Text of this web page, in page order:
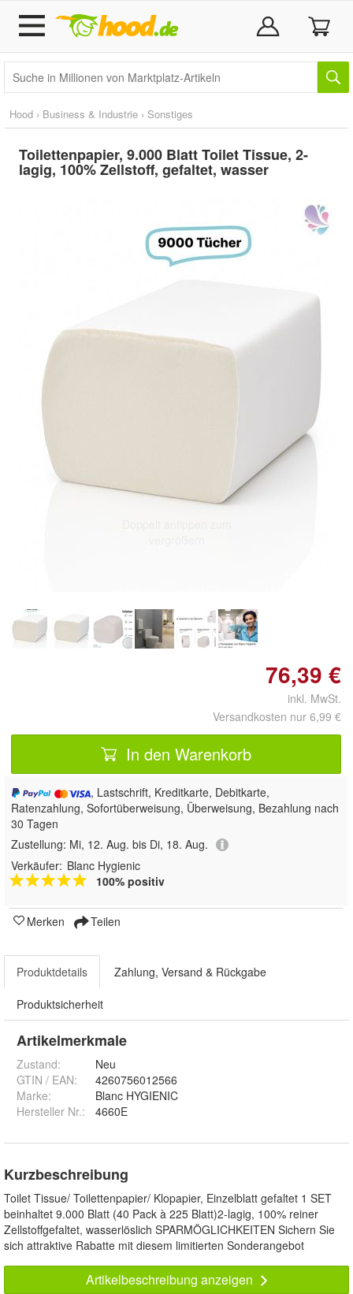
Hood › Business & Industrie › Sonstiges
Toilettenpapier, 9.000 Blatt Toilet Tissue, 2-
lagig, 100% Zellstoff, gefaltet, wasser
76,39 €
inkl. MwSt.
Versandkosten nur 6,99 €
In den Warenkorb
, Lastschrift, Kreditkarte, Debitkarte,
Ratenzahlung, Sofortüberweisung, Überweisung, Bezahlung nach
30 Tagen
Zustellung: Mi, 12. Aug. bis Di, 18. Aug.
Verkäufer: Blanc Hygienic
100% positiv
Merken Teilen
Produktdetails Zahlung, Versand & Rückgabe
Produktsicherheit
Artikelmerkmale
Zustand:
Neu
GTIN / EAN:
4260756012566
Marke:
Blanc HYGIENIC
Hersteller Nr.:
4660E
Kurzbeschreibung
Toilet Tissue/ Toilettenpapier/ Klopapier, Einzelblatt gefaltet 1 SET
beinhaltet 9.000 Blatt (40 Pack à 225 Blatt)2-lagig, 100% reiner
Zellstoffgefaltet, wasserlöslich SPARMÖGLICHKEITEN Sichern Sie
sich attraktive Rabatte mit diesem limitierten Sonderangebot
Artikelbeschreibung anzeigen